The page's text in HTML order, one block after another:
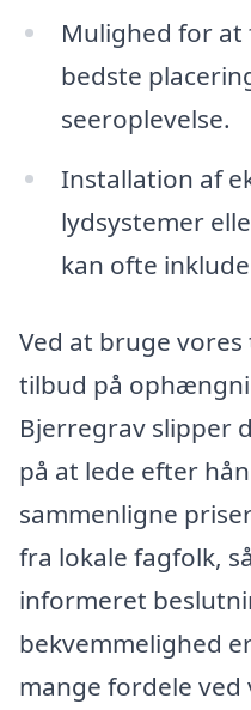
Mulighed for
bedste
seeroplevelse.
Installation af
lydsystemer
kan ofte
Ved at bruge
tilbud på
Bjerregrav slipper
på at lede efter
sammenligne
fra lokale fagfolk,
informeret
bekvemmelighed
mange fordele ved